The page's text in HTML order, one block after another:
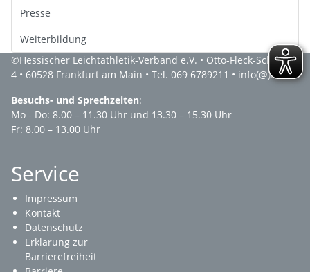
Presse
Weiterbildung
©Hessischer Leichtathletik-Verband e.V. • Otto-Fleck-Schneise
4 • 60528 Frankfurt am Main • Tel. 069 6789211 • info(@)hlv.de
Besuchs- und Sprechzeiten:
Mo - Do: 8.00 – 11.30 Uhr und 13.30 – 15.30 Uhr
Fr: 8.00 – 13.00 Uhr
Service
Impressum
Kontakt
Datenschutz
Erklärung zur
Barrierefreiheit